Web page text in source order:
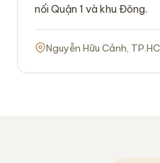
nối Quận 1 và khu Đông.
Nguyễn Hữu Cảnh,